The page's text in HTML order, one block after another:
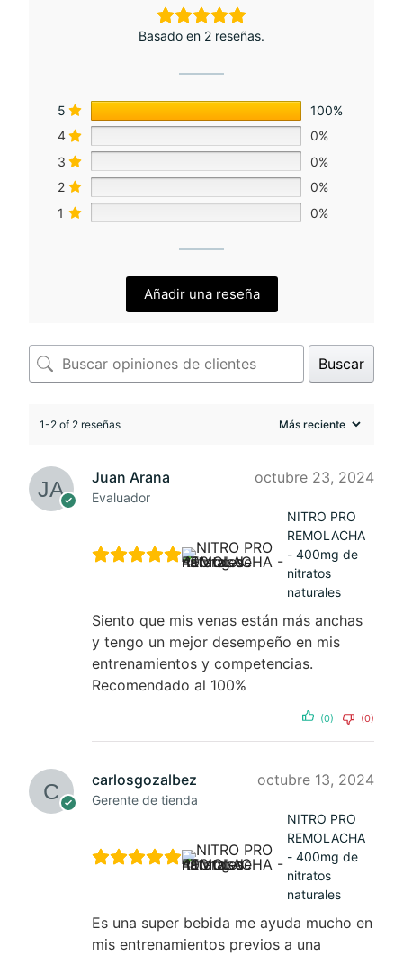
Basado en 2 reseñas.
5
100%
4
0%
3
0%
2
0%
1
0%
Añadir una reseña
Buscar
1-2 of 2 reseñas
Juan Arana
Evaluador
octubre 23, 2024
NITRO PRO
REMOLACHA
- 400mg de
nitratos
naturales
Siento que mis venas están más anchas
y tengo un mejor desempeño en mis
entrenamientos y competencias.
Recomendado al 100%
(0) (0)
carlosgozalbez
Gerente de tienda
octubre 13, 2024
NITRO PRO
REMOLACHA
- 400mg de
nitratos
naturales
Es una super bebida me ayuda mucho en
mis entrenamientos previos a una